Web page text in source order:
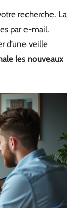
recherche. La
par e-mail.
d’une veille
les nouveaux